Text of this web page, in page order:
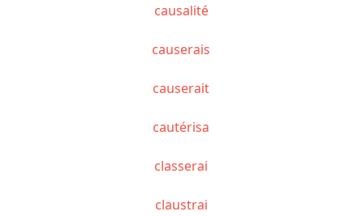
causalité
causerais
causerait
cautérisa
classerai
claustrai